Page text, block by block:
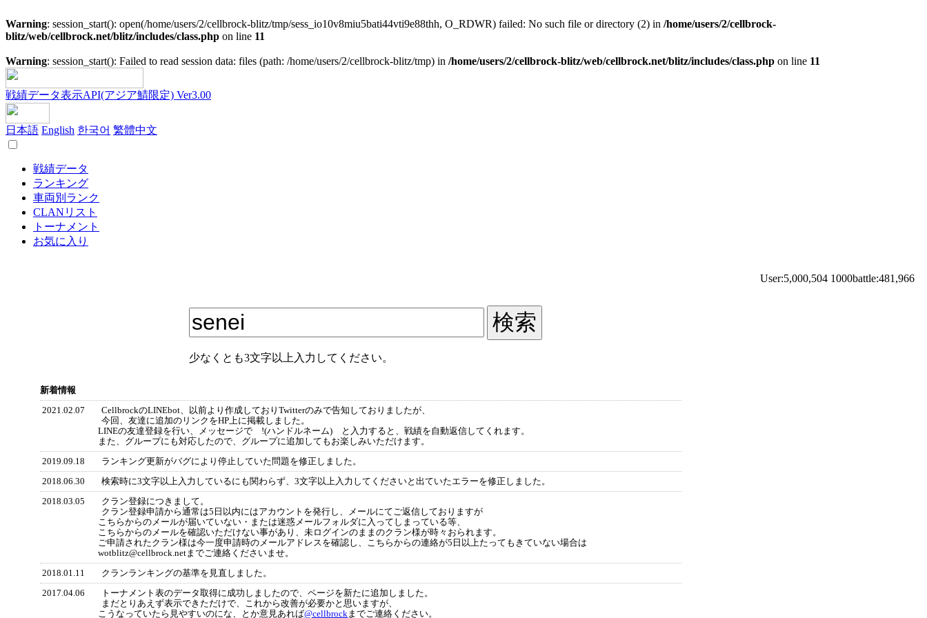
Warning: session_start(): open(/home/users/2/cellbrock-blitz/tmp/sess_io10v8miu5bati44vti9e88thh, O_RDWR) failed: No such file or directory (2) in /home/users/2/cellbrock-
blitz/web/cellbrock.net/blitz/includes/class.php on line 11
Warning: session_start(): Failed to read session data: files (path: /home/users/2/cellbrock-blitz/tmp) in /home/users/2/cellbrock-blitz/web/cellbrock.net/blitz/includes/class.php on line 11
戦績データ表示API(アジア鯖限定) Ver3.00
日本語 English 한국어 繁體中文
戦績データ
ランキング
車両別ランク
CLANリスト
トーナメント
お気に入り
User:5,000,504 1000battle:481,966
少なくとも3文字以上入力してください。
新着情報
2021.02.07
CellbrockのLINEbot、以前より作成しておりTwitterのみで告知しておりましたが、
今回、友達に追加のリンクをHP上に掲載しました。
LINEの友達登録を行い、メッセージで !(ハンドルネーム) と入力すると、戦績を自動返信してくれます。
また、グループにも対応したので、グループに追加してもお楽しみいただけます。
2019.09.18 ランキング更新がバグにより停止していた問題を修正しました。
2018.06.30 検索時に3文字以上入力しているにも関わらず、3文字以上入力してくださいと出ていたエラーを修正しました。
2018.03.05
クラン登録につきまして。
クラン登録申請から通常は5日以内にはアカウントを発行し、メールにてご返信しておりますが
こちらからのメールが届いていない・または迷惑メールフォルダに入ってしまっている等、
こちらからのメールを確認いただけない事があり、未ログインのままのクラン様が時々おられます。
ご申請されたクラン様は今一度申請時のメールアドレスを確認し、こちらからの連絡が5日以上たってもきていない場合は
wotblitz@cellbrock.netまでご連絡くださいませ。
2018.01.11 クランランキングの基準を見直しました。
2017.04.06
トーナメント表のデータ取得に成功しましたので、ページを新たに追加しました。
まだとりあえず表示できただけで、これから改善が必要かと思いますが、
こうなっていたら見やすいのにな、とか意見あれば@cellbrockまでご連絡ください。